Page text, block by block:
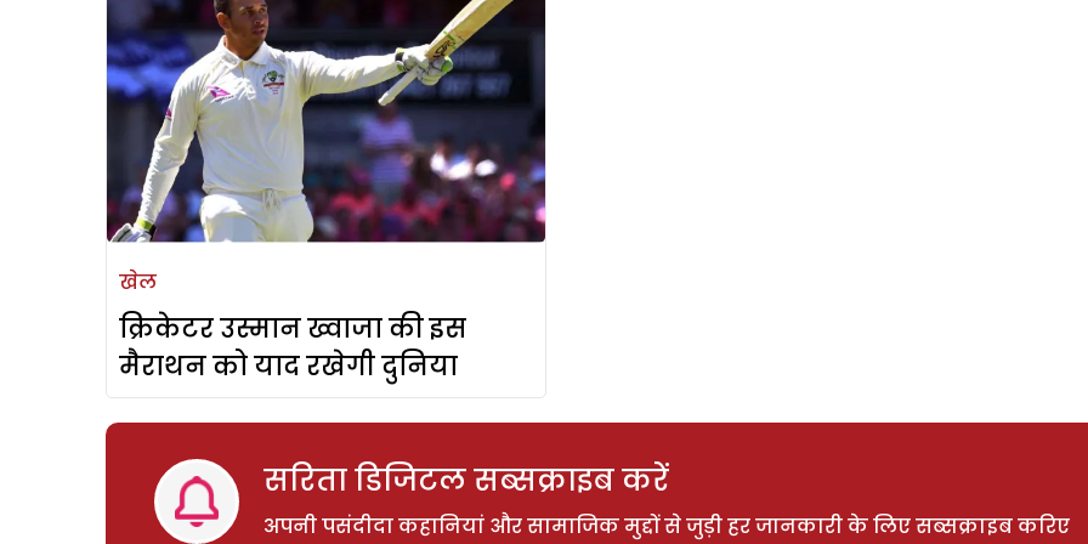
खेल
क्रिकेटर उस्मान ख्वाजा की इस
मैराथन को याद रखेगी दुनिया
सरिता डिजिटल सब्सक्राइब करें
अपनी पसंदीदा कहानियां और सामाजिक मुद्दों से जुड़ी हर जानकारी के लिए सब्सक्राइब करिए